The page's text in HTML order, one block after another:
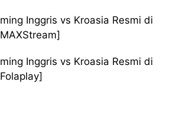
Inggris vs Kroasia Resmi di
Inggris vs Kroasia Resmi di